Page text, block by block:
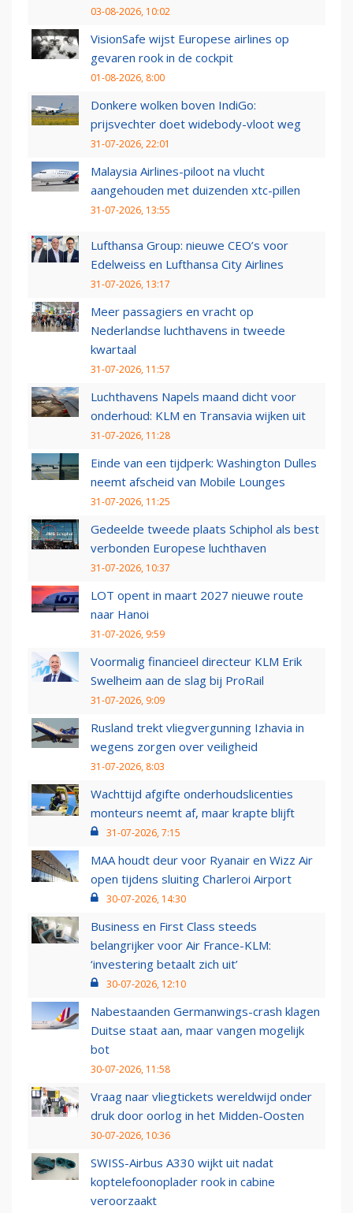
03-08-2026, 10:02
VisionSafe wijst Europese airlines op
gevaren rook in de cockpit
01-08-2026, 8:00
Donkere wolken boven IndiGo:
prijsvechter doet widebody-vloot weg
31-07-2026, 22:01
Malaysia Airlines-piloot na vlucht
aangehouden met duizenden xtc-pillen
31-07-2026, 13:55
Lufthansa Group: nieuwe CEO’s voor
Edelweiss en Lufthansa City Airlines
31-07-2026, 13:17
Meer passagiers en vracht op
Nederlandse luchthavens in tweede
kwartaal
31-07-2026, 11:57
Luchthavens Napels maand dicht voor
onderhoud: KLM en Transavia wijken uit
31-07-2026, 11:28
Einde van een tijdperk: Washington Dulles
neemt afscheid van Mobile Lounges
31-07-2026, 11:25
Gedeelde tweede plaats Schiphol als best
verbonden Europese luchthaven
31-07-2026, 10:37
LOT opent in maart 2027 nieuwe route
naar Hanoi
31-07-2026, 9:59
Voormalig financieel directeur KLM Erik
Swelheim aan de slag bij ProRail
31-07-2026, 9:09
Rusland trekt vliegvergunning Izhavia in
wegens zorgen over veiligheid
31-07-2026, 8:03
Wachttijd afgifte onderhoudslicenties
monteurs neemt af, maar krapte blijft
31-07-2026, 7:15
MAA houdt deur voor Ryanair en Wizz Air
open tijdens sluiting Charleroi Airport
30-07-2026, 14:30
Business en First Class steeds
belangrijker voor Air France-KLM:
‘investering betaalt zich uit’
30-07-2026, 12:10
Nabestaanden Germanwings-crash klagen
Duitse staat aan, maar vangen mogelijk
bot
30-07-2026, 11:58
Vraag naar vliegtickets wereldwijd onder
druk door oorlog in het Midden-Oosten
30-07-2026, 10:36
SWISS-Airbus A330 wijkt uit nadat
koptelefoonoplader rook in cabine
veroorzaakt